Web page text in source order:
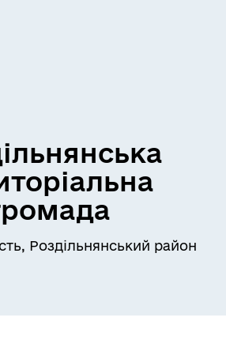
Роздільнянський район